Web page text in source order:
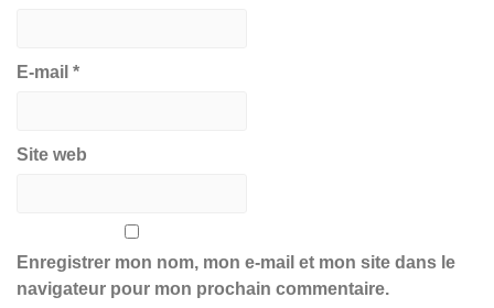
E-mail *
Site web
Enregistrer mon nom, mon e-mail et mon site dans le
navigateur pour mon prochain commentaire.